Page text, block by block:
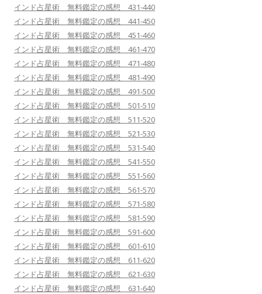
インド占星術 無料鑑定の感想 431-440
インド占星術 無料鑑定の感想 441-450
インド占星術 無料鑑定の感想 451-460
インド占星術 無料鑑定の感想 461-470
インド占星術 無料鑑定の感想 471-480
インド占星術 無料鑑定の感想 481-490
インド占星術 無料鑑定の感想 491-500
インド占星術 無料鑑定の感想 501-510
インド占星術 無料鑑定の感想 511-520
インド占星術 無料鑑定の感想 521-530
インド占星術 無料鑑定の感想 531-540
インド占星術 無料鑑定の感想 541-550
インド占星術 無料鑑定の感想 551-560
インド占星術 無料鑑定の感想 561-570
インド占星術 無料鑑定の感想 571-580
インド占星術 無料鑑定の感想 581-590
インド占星術 無料鑑定の感想 591-600
インド占星術 無料鑑定の感想 601-610
インド占星術 無料鑑定の感想 611-620
インド占星術 無料鑑定の感想 621-630
インド占星術 無料鑑定の感想 631-640